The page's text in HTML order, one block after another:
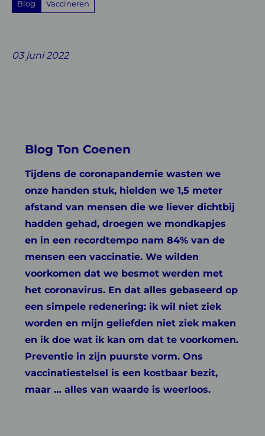
Blog Vaccineren
on on on with
03 juni 2022
Blog Ton Coenen
Tijdens de coronapandemie wasten we
onze handen stuk, hielden we 1,5 meter
afstand van mensen die we liever dichtbij
hadden gehad, droegen we mondkapjes
en in een recordtempo nam 84% van de
mensen een vaccinatie. We wilden
voorkomen dat we besmet werden met
het coronavirus. En dat alles gebaseerd op
een simpele redenering: ik wil niet ziek
worden en mijn geliefden niet ziek maken
en ik doe wat ik kan om dat te voorkomen.
Preventie in zijn puurste vorm. Ons
vaccinatiestelsel is een kostbaar bezit,
maar … alles van waarde is weerloos.